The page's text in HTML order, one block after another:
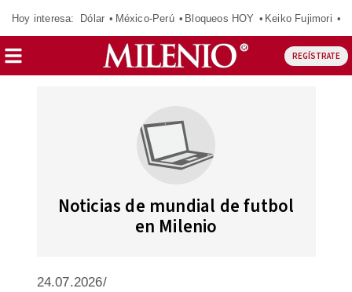
Hoy interesa: Dólar México-Perú Bloqueos HOY Keiko Fujimori
REGÍSTRATE
Noticias de mundial de futbol
en Milenio
24.07.2026/